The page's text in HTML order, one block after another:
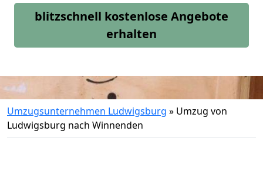
blitzschnell kostenlose Angebote
erhalten
Umzugsunternehmen Ludwigsburg » Umzug von
Ludwigsburg nach Winnenden